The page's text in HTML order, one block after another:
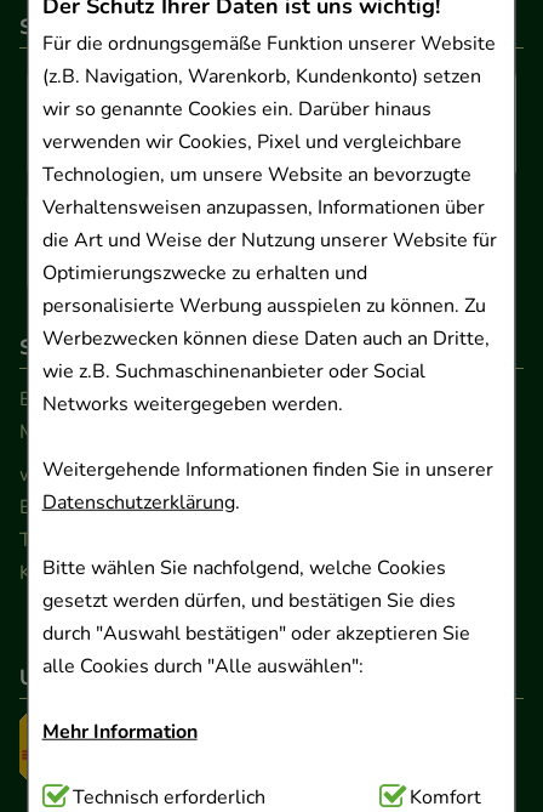
Für die ordnungsgemäße Funktion unserer Website
(z.B. Navigation, Warenkorb, Kundenkonto) setzen
wir so genannte Cookies ein. Darüber hinaus
verwenden wir Cookies, Pixel und vergleichbare
Technologien, um unsere Website an bevorzugte
Verhaltensweisen anzupassen, Informationen über
die Art und Weise der Nutzung unserer Website für
Optimierungszwecke zu erhalten und
personalisierte Werbung ausspielen zu können. Zu
Werbezwecken können diese Daten auch an Dritte,
wie z.B. Suchmaschinenanbieter oder Social
Networks weitergegeben werden.
Weitergehende Informationen finden Sie in unserer
Datenschutzerklärung.
Bitte wählen Sie nachfolgend, welche Cookies
gesetzt werden dürfen, und bestätigen Sie dies
durch "Auswahl bestätigen" oder akzeptieren Sie
alle Cookies durch "Alle auswählen":
Mehr Information
Technisch Notwendig:Hierbei handelt es sich um
Technisch erforderlich
Komfort
So können Sie bezahlen
So erreichen Sie uns
Beratung und Kundenservice:
Montag - Freitag von 9.00 bis 17.00 Uhr
www.ApoSalis.de· E-Mail:info@ApoSalis.de
Ernst-August-Platz 2 · 30159 Hannover
Telefon 0511 89 71 80 0 · Fax 0511 89 71 80 11
Kontaktformular
Unser Versanddienstleister